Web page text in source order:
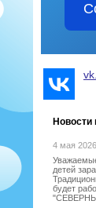
4 мая 2026
детей
будет